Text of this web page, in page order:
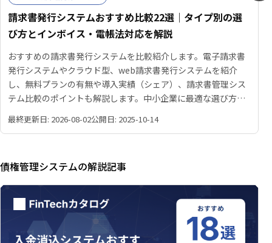
請求書発行システムおすすめ比較22選｜タイプ別の選
び方とインボイス・電帳法対応を解説
おすすめの請求書発行システムを比較紹介します。電子請求書
発行システムやクラウド型、web請求書発行システムを紹介
し、無料プランの有無や導入実績（シェア）、請求書管理シス
テム比較のポイントも解説します。中小企業に最適な選び方も
最終更新日: 2026-08-02公開日: 2025-10-14
債権管理システムの解説記事